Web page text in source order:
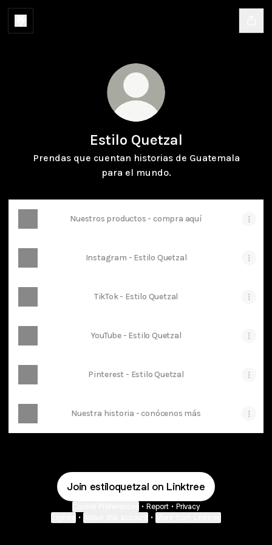
Estilo Quetzal
Prendas que cuentan historias de Guatemala
para el mundo.
Nuestros productos - compra aquí
Instagram - Estilo Quetzal
TikTok - Estilo Quetzal
YouTube - Estilo Quetzal
Pinterest - Estilo Quetzal
Nuestra historia - conócenos más
Join estiloquetzal on Linktree
• Report • Privacy
• •